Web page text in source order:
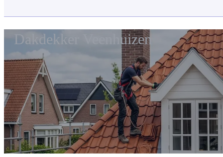
Dakdekker Veenhuizen